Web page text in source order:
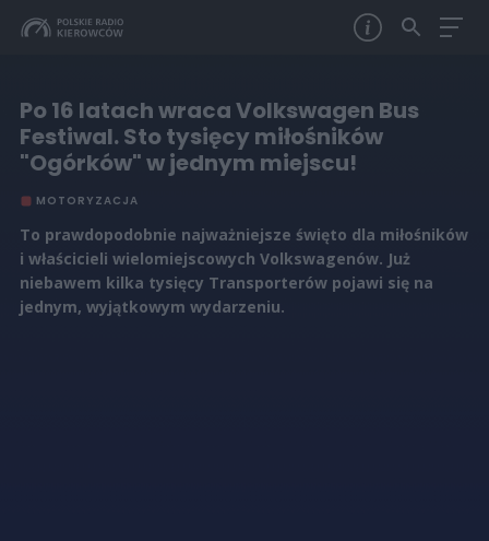
Po 16 latach wraca Volkswagen Bus
Festiwal. Sto tysięcy miłośników
"Ogórków" w jednym miejscu!
MOTORYZACJA
To prawdopodobnie najważniejsze święto dla miłośników
i właścicieli wielomiejscowych Volkswagenów. Już
niebawem kilka tysięcy Transporterów pojawi się na
jednym, wyjątkowym wydarzeniu.